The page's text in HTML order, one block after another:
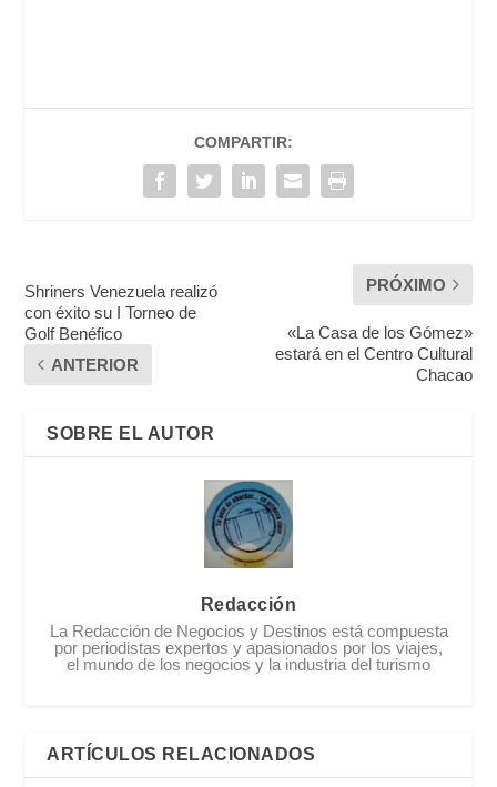
COMPARTIR:
Shriners Venezuela realizó
con éxito su I Torneo de
Golf Benéfico
ANTERIOR
PRÓXIMO
«La Casa de los Gómez»
estará en el Centro Cultural
Chacao
SOBRE EL AUTOR
Redacción
La Redacción de Negocios y Destinos está compuesta
por periodistas expertos y apasionados por los viajes,
el mundo de los negocios y la industria del turismo
ARTÍCULOS RELACIONADOS